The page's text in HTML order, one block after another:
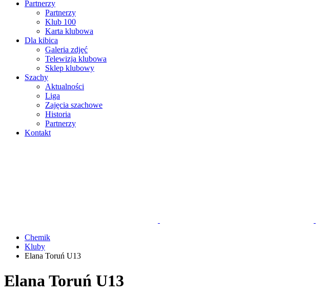
Partnerzy
Partnerzy
Klub 100
Karta klubowa
Dla kibica
Galeria zdjęć
Telewizja klubowa
Sklep klubowy
Szachy
Aktualności
Liga
Zajęcia szachowe
Historia
Partnerzy
Kontakt
Chemik
Kluby
Elana Toruń U13
Elana Toruń U13